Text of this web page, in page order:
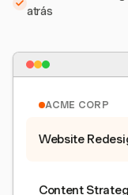
atrás
ACME CORP
Website
Content